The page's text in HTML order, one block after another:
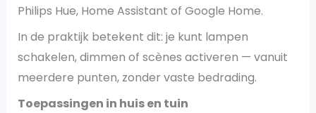
Philips Hue, Home Assistant of Google Home.
In de praktijk betekent dit: je kunt lampen
schakelen, dimmen of scènes activeren — vanuit
meerdere punten, zonder vaste bedrading.
Toepassingen in huis en tuin